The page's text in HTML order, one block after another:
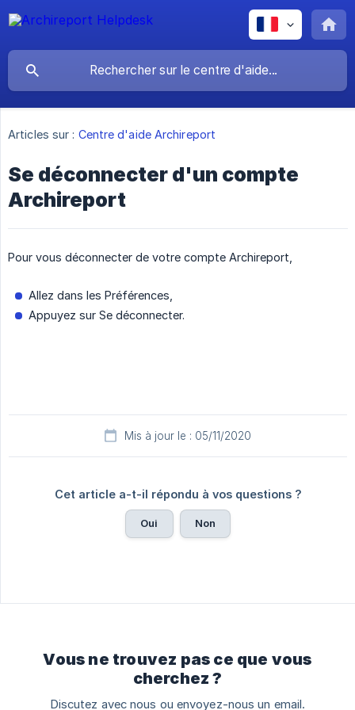
Articles sur : Centre d'aide Archireport
Se déconnecter d'un compte
Archireport
Pour vous déconnecter de votre compte Archireport,
Allez dans les Préférences,
Appuyez sur Se déconnecter.
Mis à jour le : 05/11/2020
Cet article a-t-il répondu à vos questions ?
Oui Non
Vous ne trouvez pas ce que vous
cherchez ?
Discutez avec nous ou envoyez-nous un email.